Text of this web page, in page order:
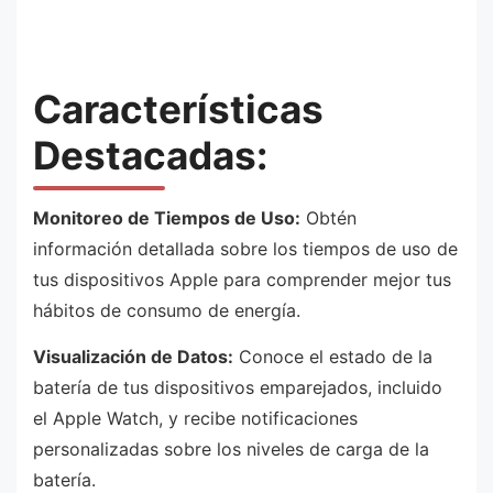
Características
Destacadas:
Monitoreo de Tiempos de Uso: Obtén
información detallada sobre los tiempos de uso de
tus dispositivos Apple para comprender mejor tus
hábitos de consumo de energía.
Visualización de Datos: Conoce el estado de la
batería de tus dispositivos emparejados, incluido
el Apple Watch, y recibe notificaciones
personalizadas sobre los niveles de carga de la
batería.